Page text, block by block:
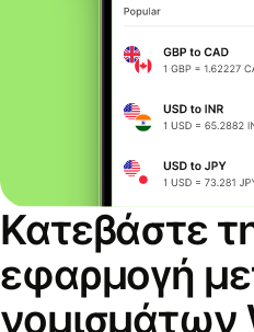
Κατεβάστε
εφαρμογή
νομισμάτων